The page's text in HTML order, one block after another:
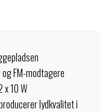
FM-modtagere
x 10 W
lydkvalitet i